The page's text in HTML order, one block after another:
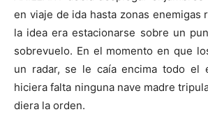
en viaje de ida hasta zonas enemigas
la idea era estacionarse sobre un
sobrevuelo. En el momento en que
un radar, se le caía encima todo el
hiciera falta ninguna nave madre
diera la orden.